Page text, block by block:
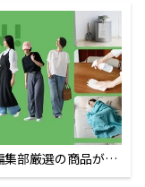
部厳選の商品が買